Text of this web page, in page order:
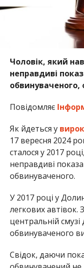
Чоловік, який
неправдиві
Повідомляє
Як йдеться у
17 вересня 2024
сталося у 2017
неправдиві
обвинуваченого.
У 2017 році у
легкових автівок.
центральній
обвинуваченого
Свідок, даючи